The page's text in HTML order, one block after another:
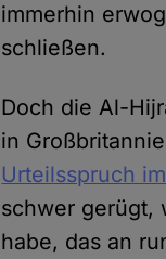
immerhin
schließen.
Doch die Al-
in
Urteilsspruch
schwer gerügt,
habe, das an